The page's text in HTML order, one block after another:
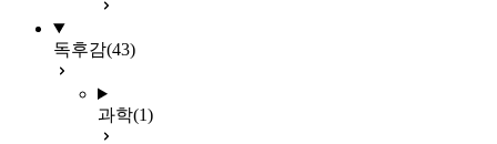
독후감(43)
과학(1)